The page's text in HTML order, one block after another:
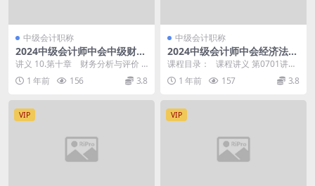
中级会计职称
2024中级会计师中会中级财务
管理 冲刺串讲-达 江
讲义 10.第十章 财务分析与评价 0
9.第九章 收入与分配管理 08.第八
章 ...1 年前 156 3.8
中级会计职称
2024中级会计师中会经济法基
础 高频考点-王 丹
课程目录： 课程讲义 第0701讲
财政法律制度.mp4 第0603讲 要
约...1 年前 157 3.8
VIP VIP